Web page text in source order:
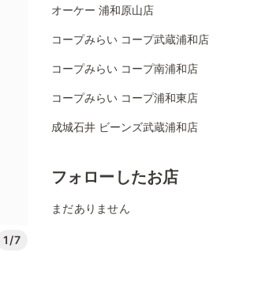
1/7
オーケー 浦和原山店
コープみらい コープ武蔵浦和店
コープみらい コープ南浦和店
コープみらい コープ浦和東店
成城石井 ビーンズ武蔵浦和店
フォローしたお店
まだありません